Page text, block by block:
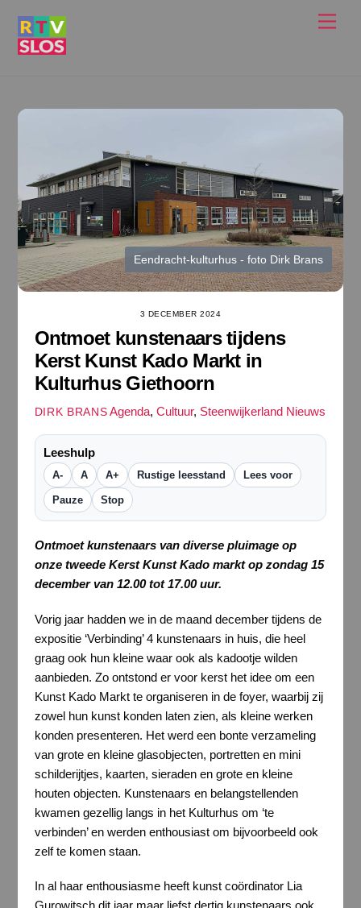
Eendracht-kulturhus - foto Dirk Brans
3 DECEMBER 2024
Ontmoet kunstenaars tijdens
Kerst Kunst Kado Markt in
Kulturhus Giethoorn
DIRK BRANS Agenda,Cultuur, Steenwijkerland Nieuws
Leeshulp
A- A A+ Rustige leesstand Lees voor
Pauze Stop
Ontmoet kunstenaars van diverse pluimage op
onze tweede Kerst Kunst Kado markt op zondag 15
december van 12.00 tot 17.00 uur.
Vorig jaar hadden we in de maand december tijdens de
expositie ‘Verbinding’ 4 kunstenaars in huis, die heel
graag ook hun kleine waar ook als kadootje wilden
aanbieden. Zo ontstond er voor kerst het idee om een
Kunst Kado Markt te organiseren in de foyer, waarbij zij
zowel hun kunst konden laten zien, als kleine werken
konden presenteren. Het werd een bonte verzameling
van grote en kleine glasobjecten, portretten en mini
schilderijtjes, kaarten, sieraden en grote en kleine
houten objecten. Kunstenaars en belangstellenden
kwamen gezellig langs in het Kulturhus om ‘te
verbinden’ en werden enthousiast om bijvoorbeeld ook
zelf te komen staan.
In al haar enthousiasme heeft kunst coördinator Lia